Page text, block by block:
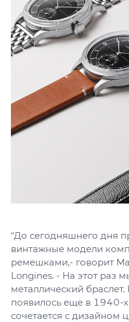
"До сегодняшнего дня
винтажные модели
ремешками,- говорит
Longines. - На этот раз
металлический
появилось еще в 1940-
сочетается с дизайном